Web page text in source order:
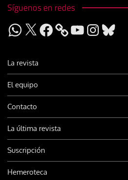
Síguenos en redes
WhatsApp
X Facebook YouTubeInstagram
Bluesky
La revista
El equipo
Contacto
La última revista
Suscripción
Hemeroteca